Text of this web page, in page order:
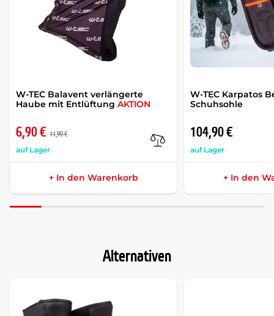
W-TEC Balavent verlängerte
Haube mit Entlüftung AKTION
6,90 € 11,90 €
auf Lager
+ In den Warenkorb
W-TEC Karpatos
Schuhsohle
104,90 €
auf Lager
+ In den
Alternativen